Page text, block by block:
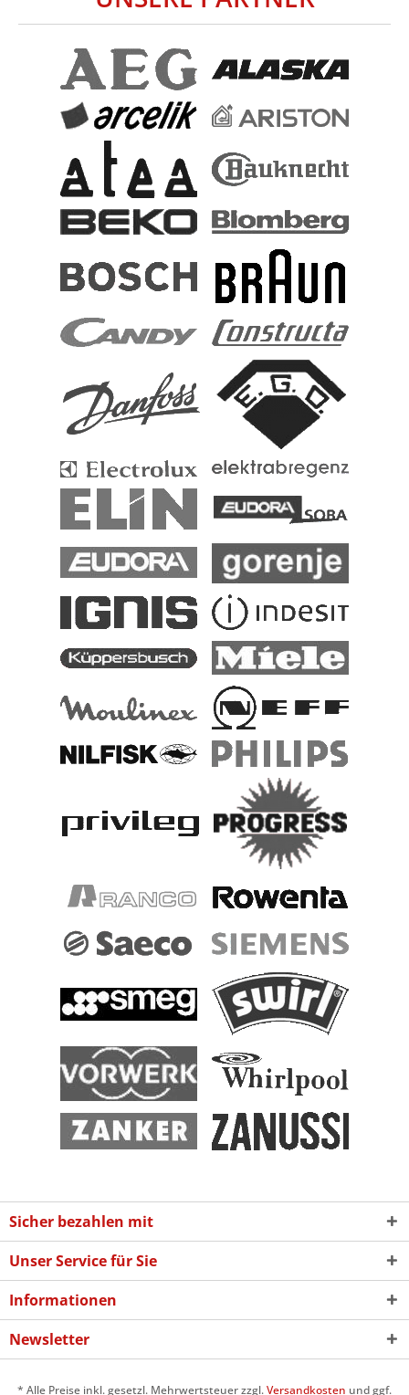
Sicher bezahlen mit
Unser Service für Sie
Informationen
Newsletter
* Alle Preise inkl. gesetzl. Mehrwertsteuer zzgl.Versandkosten und ggf.